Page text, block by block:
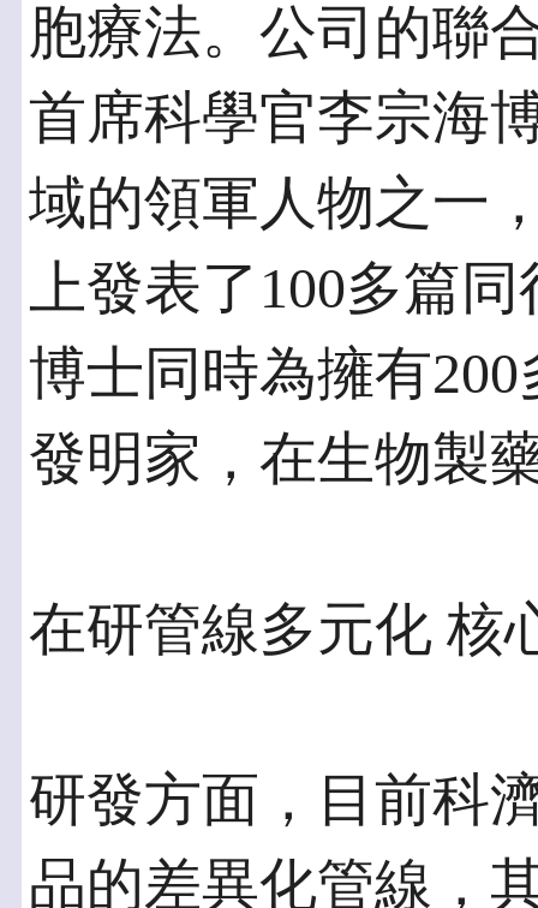
胞療法。公司的聯
首席科學官李宗海
域的領軍人物之一
上發表了100多篇
博士同時為擁有
發明家，在生物製
在研管線多元化 核
研發方面，目前科
品的差異化管線，